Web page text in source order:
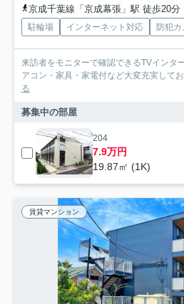
京成千葉線「京成幕張」駅 徒歩20分
駐輪場 インターネット対応 防犯カ
来訪者をモニターで確認できるTVインタ
アコン・家具・家電付など大変充実して
る
募集中の部屋
204
7.9万円
19.87㎡ (1K)
賃貸マンション